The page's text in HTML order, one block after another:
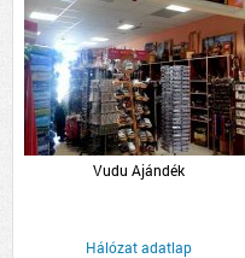
Vudu Ajándék
Hálózat adatlap